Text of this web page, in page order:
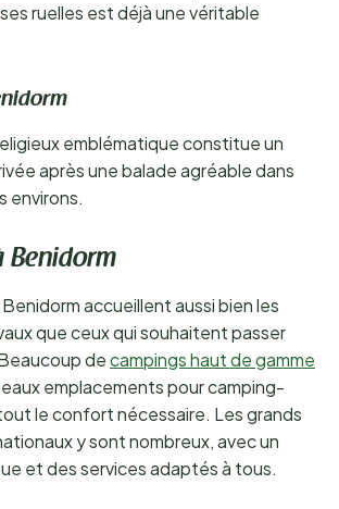
ruelles est déjà une véritable
emblématique constitue un
après une balade agréable dans
environs.
Benidorm
accueillent aussi bien les
que ceux qui souhaitent passer
decampings haut de gamme
emplacements pour camping-
le confort nécessaire. Les grands
y sont nombreux, avec un
et des services adaptés à tous.